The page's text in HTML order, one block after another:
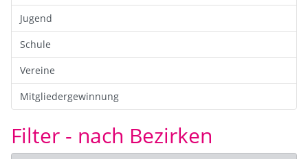
Jugend
Schule
Vereine
Mitgliedergewinnung
Filter - nach Bezirken